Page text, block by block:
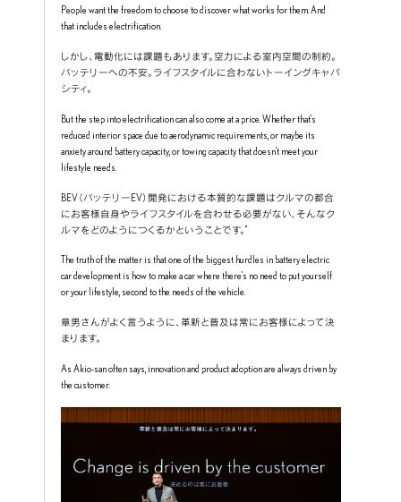
People want the freedom to choose to discover what works for them. And
that includes electrification.
しかし、電動化には課題もあります。空力による室内空間の制約。
バッテリーへの不安。ライフスタイルに合わないトーイングキャパ
シティ。
But the step into electrification can also come at a price. Whether that’s
reduced interior space due to aerodynamic requirements, or maybe its
anxiety around battery capacity, or towing capacity that doesn’t meet your
lifestyle needs.
BEV（バッテリーEV）開発における本質的な課題はクルマの都合
にお客様自身やライフスタイルを合わせる必要がない、そんなク
ルマをどのようにつくるかということです。"
The truth of the matter is that one of the biggest hurdles in battery electric
car development is how to make a car where there’s no need to put yourself
or your lifestyle, second to the needs of the vehicle.
章男さんがよく言うように、革新と普及は常にお客様によって決
まります。
As Akio-san often says, innovation and product adoption are always driven by
the customer.